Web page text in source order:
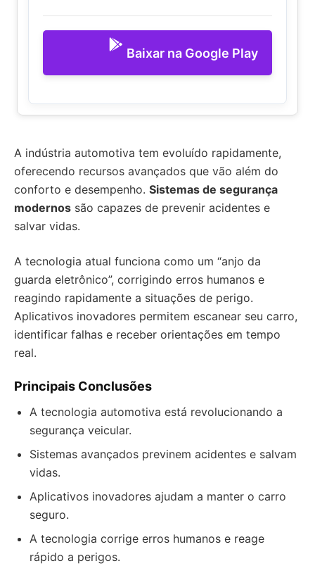
Baixar na Google Play
A indústria automotiva tem evoluído rapidamente,
oferecendo recursos avançados que vão além do
conforto e desempenho. Sistemas de segurança
modernos são capazes de prevenir acidentes e
salvar vidas.
A tecnologia atual funciona como um “anjo da
guarda eletrônico”, corrigindo erros humanos e
reagindo rapidamente a situações de perigo.
Aplicativos inovadores permitem escanear seu carro,
identificar falhas e receber orientações em tempo
real.
Principais Conclusões
A tecnologia automotiva está revolucionando a
segurança veicular.
Sistemas avançados previnem acidentes e salvam
vidas.
Aplicativos inovadores ajudam a manter o carro
seguro.
A tecnologia corrige erros humanos e reage
rápido a perigos.